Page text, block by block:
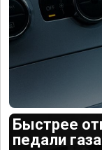
Быстрее
педали